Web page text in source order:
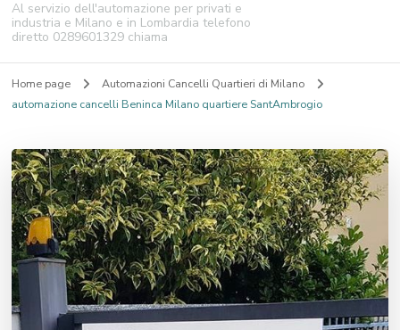
Al servizio dell'automazione per privati e
industria e Milano e in Lombardia telefono
diretto 0289601329 chiama
Home page
Automazioni Cancelli Quartieri di Milano
automazione cancelli Beninca Milano quartiere SantAmbrogio